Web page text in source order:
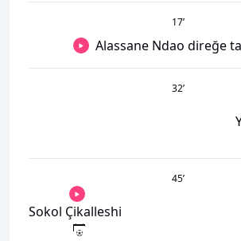
17’
Alassane Ndao direğe
32’
45’
Sokol Çikalleshi